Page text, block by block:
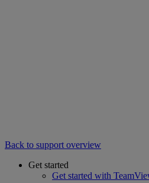
Back to support overview
Get started
Get started with